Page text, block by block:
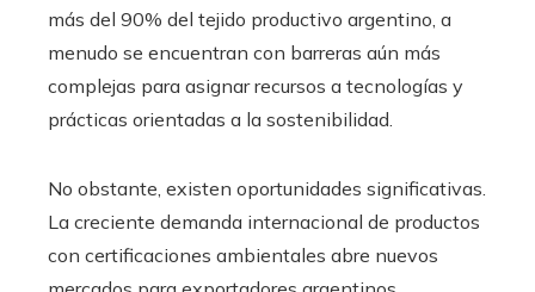
más del 90% del tejido productivo argentino, a
menudo se encuentran con barreras aún más
complejas para asignar recursos a tecnologías y
prácticas orientadas a la sostenibilidad.
No obstante, existen oportunidades significativas.
La creciente demanda internacional de productos
con certificaciones ambientales abre nuevos